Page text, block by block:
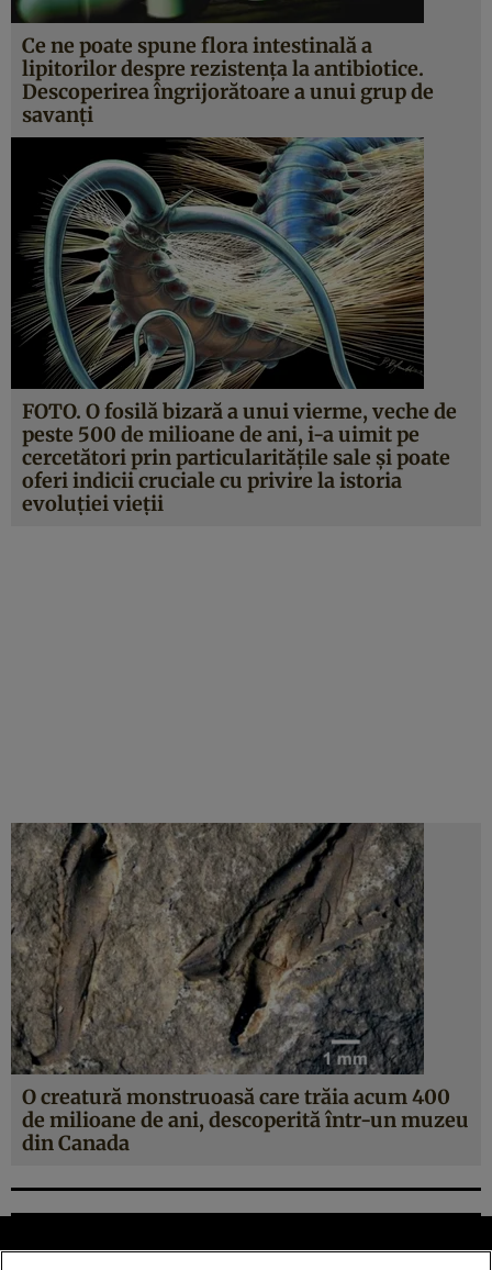
Ce ne poate spune flora intestinală a
lipitorilor despre rezistenţa la antibiotice.
Descoperirea îngrijorătoare a unui grup de
savanţi
FOTO. O fosilă bizară a unui vierme, veche de
peste 500 de milioane de ani, i-a uimit pe
cercetători prin particularităţile sale şi poate
oferi indicii cruciale cu privire la istoria
evoluţiei vieţii
O creatură monstruoasă care trăia acum 400
de milioane de ani, descoperită într-un muzeu
din Canada